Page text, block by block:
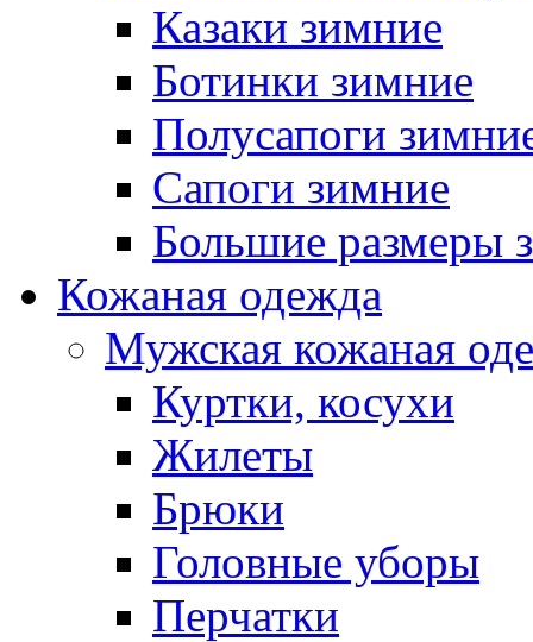
Казаки зимние
Ботинки зимние
Полусапоги
Сапоги зимние
Большие размеры
Кожаная одежда
Мужская кожаная
Куртки, косухи
Жилеты
Брюки
Головные уборы
Перчатки